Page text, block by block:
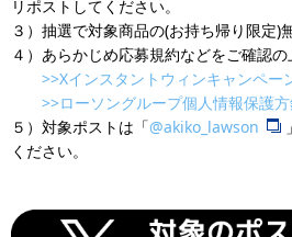
リポストしてください。
３）抽選で対象商品の(お持ち帰り限定)
４）あらかじめ応募規約などをご確認の
>>Xインスタントウィンキャンペー
>>ローソングループ個人情報保護
５）対象ポストは「@akiko_lawson
ください。